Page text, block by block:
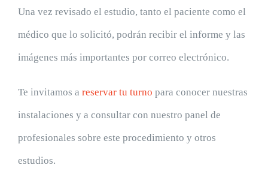
Una vez revisado el estudio, tanto el paciente como el
médico que lo solicitó, podrán recibir el informe y las
imágenes más importantes por correo electrónico.
Te invitamos a reservar tu turno para conocer nuestras
instalaciones y a consultar con nuestro panel de
profesionales sobre este procedimiento y otros
estudios.